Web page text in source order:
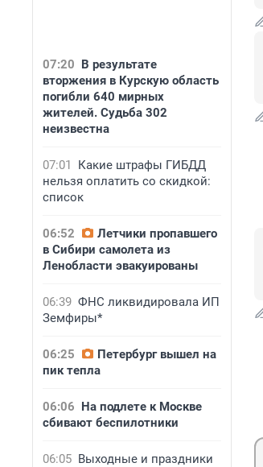
07:20 В результате
вторжения в Курскую область
погибли 640 мирных
жителей. Судьба 302
неизвестна
07:01
Какие штрафы ГИБДД
нельзя оплатить со скидкой:
список
06:52
Летчики пропавшего
в Сибири самолета из
Ленобласти эвакуированы
06:39 ФНС ликвидировала ИП
Земфиры*
06:25
Петербург вышел на
пик тепла
06:06 На подлете к Москве
сбивают беспилотники
06:05 Выходные и праздники